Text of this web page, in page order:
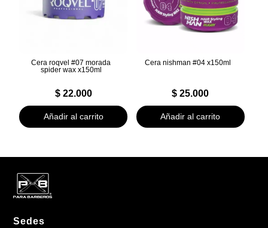
Cera roqvel #07 morada
spider wax x150ml
$22.000
Añadir al carrito
Cera nishman #04 x150ml
$ 25.000
Añadir al carrito
Sedes